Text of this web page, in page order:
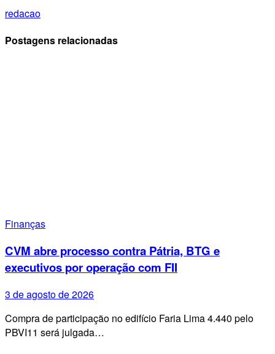
redacao
Postagens relacionadas
Finanças
CVM abre processo contra Pátria, BTG e
executivos por operação com FII
3 de agosto de 2026
Compra de participação no edifício Faria Lima 4.440 pelo
PBVI11 será julgada…